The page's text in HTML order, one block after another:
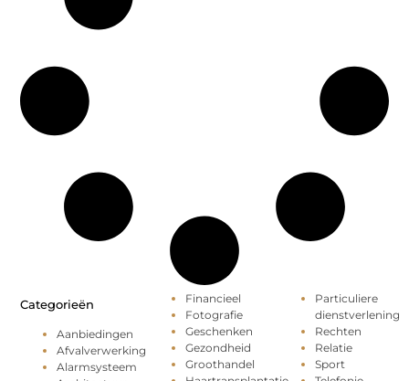
Categorieën
Aanbiedingen
Afvalverwerking
Alarmsysteem
Financieel
Fotografie
Geschenken
Gezondheid
Groothandel
Particuliere
dienstverlening
Rechten
Relatie
Sport